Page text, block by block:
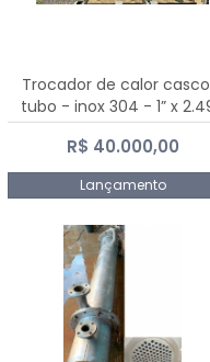
Trocador de calor
tubo - inox 304 - 1” x
mm
R$ 40.000,00
Lançamento